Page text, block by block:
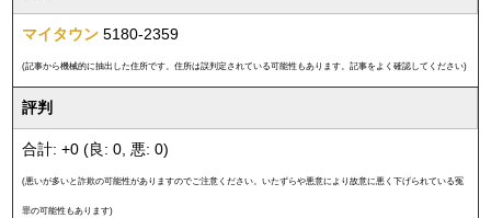
マイタウン 5180-2359
(記事から機械的に抽出した住所です。住所は誤判定されている可能性もあります。記事をよく確認してください)
評判
合計: +0 (良: 0, 悪: 0)
(悪いが多いと詐欺の可能性がありますのでご注意ください。いたずらや悪意により故意に悪く下げられている冤
罪の可能性もあります)